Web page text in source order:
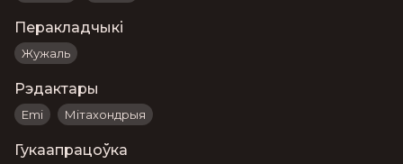
Перакладчыкі
Жужаль
Рэдактары
Emi Мітахондрыя
Гукаапрацоўка